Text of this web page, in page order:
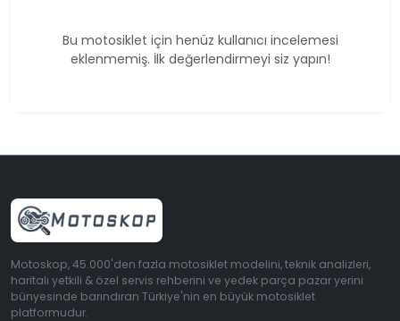
Bu motosiklet için henüz kullanıcı incelemesi
eklenmemiş. İlk değerlendirmeyi siz yapın!
Motoskop, 45.000'den fazla motosiklet modelini, teknik analizleri,
haritalı yetkili & özel servis rehberini ve yedek parça pazar yerini
bünyesinde barındıran Türkiye'nin en büyük motosiklet
platformudur.